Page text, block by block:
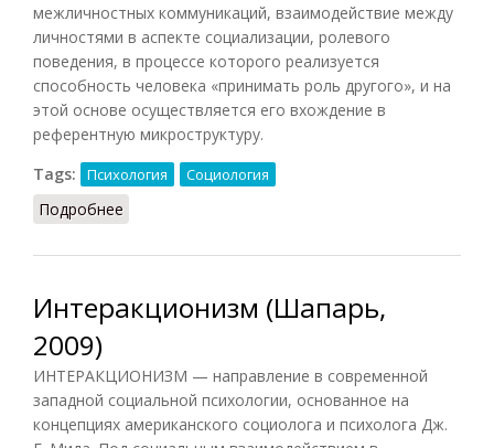
межличностных коммуникаций, взаимодействие между
личностями в аспекте социализации, ролевого
поведения, в процессе которого реализуется
способность человека «принимать роль другого», и на
этой основе осуществляется его вхождение в
референтную микроструктуру.
Tags:
Психология Социология
Подробнее
Интеракционизм (Шапарь,
2009)
ИНТЕРАКЦИОНИЗМ — направление в современной
западной социальной психологии, основанное на
концепциях американского социолога и психолога Дж.